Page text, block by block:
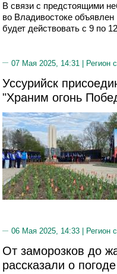
В связи с предстоящими
во Владивостоке
будет действовать с 9 по
07 Мая 2025, 14:31 | Регион
Уссурийск
"Храним огонь
06 Мая 2025, 14:33 | Регион
От заморозков до
рассказали о